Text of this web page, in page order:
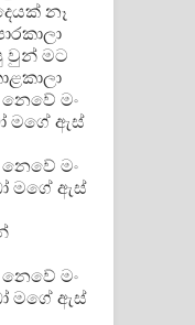
නෑ
වුන් මට
මං
මගේ ඇස්
මං
මගේ ඇස්
මං
මගේ ඇස්